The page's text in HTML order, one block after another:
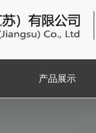
产品展示